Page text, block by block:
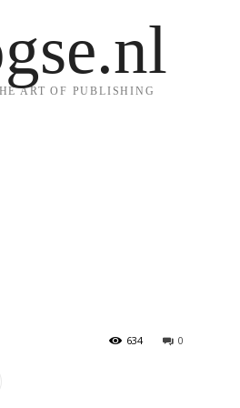
ART OF PUBLISHING
0
634